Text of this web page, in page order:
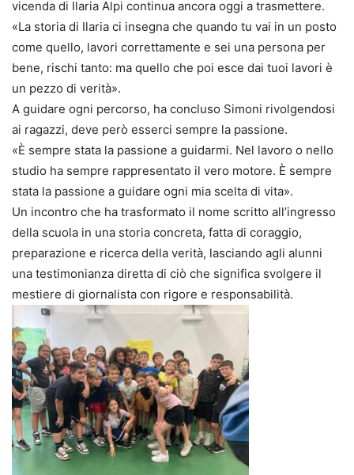
vicenda di Ilaria Alpi continua ancora oggi a trasmettere.
«La storia di Ilaria ci insegna che quando tu vai in un posto
come quello, lavori correttamente e sei una persona per
bene, rischi tanto: ma quello che poi esce dai tuoi lavori è
un pezzo di verità».
A guidare ogni percorso, ha concluso Simoni rivolgendosi
ai ragazzi, deve però esserci sempre la passione.
«È sempre stata la passione a guidarmi. Nel lavoro o nello
studio ha sempre rappresentato il vero motore. È sempre
stata la passione a guidare ogni mia scelta di vita».
Un incontro che ha trasformato il nome scritto all’ingresso
della scuola in una storia concreta, fatta di coraggio,
preparazione e ricerca della verità, lasciando agli alunni
una testimonianza diretta di ciò che significa svolgere il
mestiere di giornalista con rigore e responsabilità.